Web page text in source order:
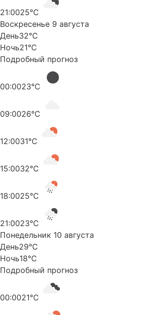
21:0025°C
Воскресенье 9 августа
День32°C
Ночь21°C
Подробный прогноз
00:0023°C
09:0026°C
12:0031°C
15:0032°C
18:0025°C
21:0023°C
Понедельник 10 августа
День29°C
Ночь18°C
Подробный прогноз
00:0021°C